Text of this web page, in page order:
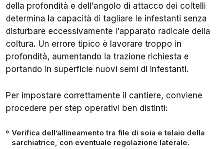
della profondità e dell’angolo di attacco dei coltelli
determina la capacità di tagliare le infestanti senza
disturbare eccessivamente l’apparato radicale della
coltura. Un errore tipico è lavorare troppo in
profondità, aumentando la trazione richiesta e
portando in superficie nuovi semi di infestanti.
Per impostare correttamente il cantiere, conviene
procedere per step operativi ben distinti:
Verifica dell’allineamento tra file di soia e telaio della
sarchiatrice, con eventuale regolazione laterale.